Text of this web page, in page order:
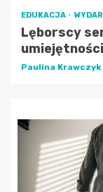
EDUKACJA
Lęborscy
Paulina Krawczyk